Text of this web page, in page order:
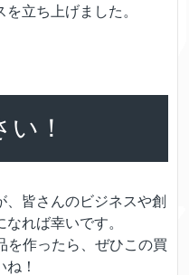
立ち上げました。
！
、皆さんのビジネスや創
れば幸いです。
を作ったら、ぜひこの買
！